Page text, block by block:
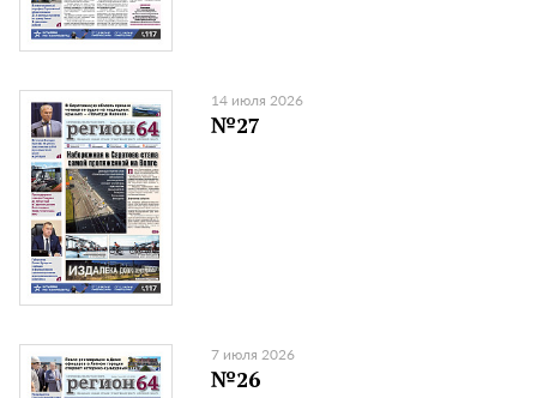
14 июля 2026
№27
7 июля 2026
№26